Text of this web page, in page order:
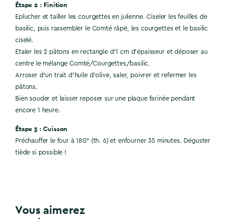
Étape 2 : Finition
Eplucher et tailler les courgettes en julienne. Ciseler les feuilles de
basilic, puis rassembler le Comté râpé, les courgettes et le basilic
ciselé.
Etaler les 2 pâtons en rectangle d'1 cm d'épaisseur et déposer au
centre le mélange Comté/Courgettes/basilic.
Arroser d'un trait d'huile d'olive, saler, poivrer et refermer les
pâtons.
Bien souder et laisser reposer sur une plaque farinée pendant
encore 1 heure.
Étape 3 : Cuisson
Préchauffer le four à 180° (th. 6) et enfourner 35 minutes. Déguster
tiède si possible !
Vous aimerez